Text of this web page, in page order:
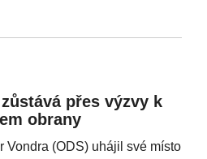
přes výzvy k
obrany
Vondra (ODS) uhájil své místo